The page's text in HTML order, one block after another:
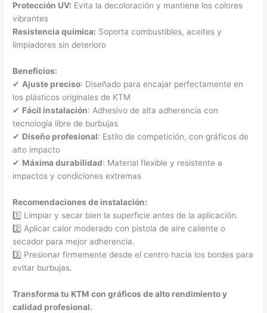
Protección UV: Evita la decoloración y mantiene los colores
vibrantes
Resistencia química: Soporta combustibles, aceites y
limpiadores sin deterioro
Beneficios:
✔Ajuste preciso: Diseñado para encajar perfectamente en
los plásticos originales de KTM
✔ Fácil instalación: Adhesivo de alta adherencia con
tecnología libre de burbujas
✔ Diseño profesional: Estilo de competición, con gráficos de
alto impacto
✔ Máxima durabilidad: Material flexible y resistente a
impactos y condiciones extremas
Recomendaciones de instalación:
1️⃣ Limpiar y secar bien la superficie antes de la aplicación.
2️⃣ Aplicar calor moderado con pistola de aire caliente o
secador para mejor adherencia.
3️⃣ Presionar firmemente desde el centro hacia los bordes para
evitar burbujas.
Transforma tu KTM con gráficos de alto rendimiento y
calidad profesional.